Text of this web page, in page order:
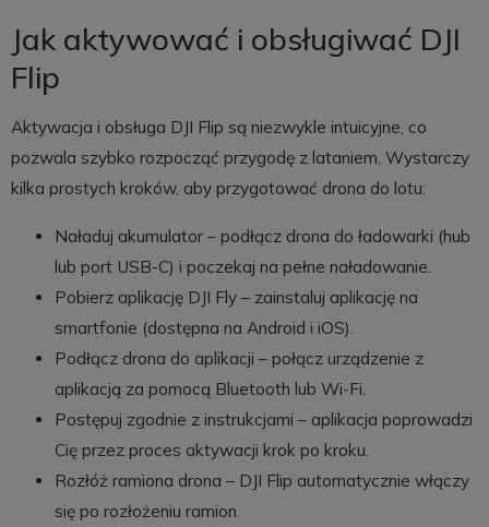
Jak aktywować i obsługiwać DJI
Flip
Aktywacja i obsługa DJI Flip są niezwykle intuicyjne, co
pozwala szybko rozpocząć przygodę z lataniem. Wystarczy
kilka prostych kroków, aby przygotować drona do lotu:
Naładuj akumulator – podłącz drona do ładowarki (hub
lub port USB-C) i poczekaj na pełne naładowanie.
Pobierz aplikację DJI Fly – zainstaluj aplikację na
smartfonie (dostępna na Android i iOS).
Podłącz drona do aplikacji – połącz urządzenie z
aplikacją za pomocą Bluetooth lub Wi-Fi.
Postępuj zgodnie z instrukcjami – aplikacja poprowadzi
Cię przez proces aktywacji krok po kroku.
Rozłóż ramiona drona – DJI Flip automatycznie włączy
się po rozłożeniu ramion.